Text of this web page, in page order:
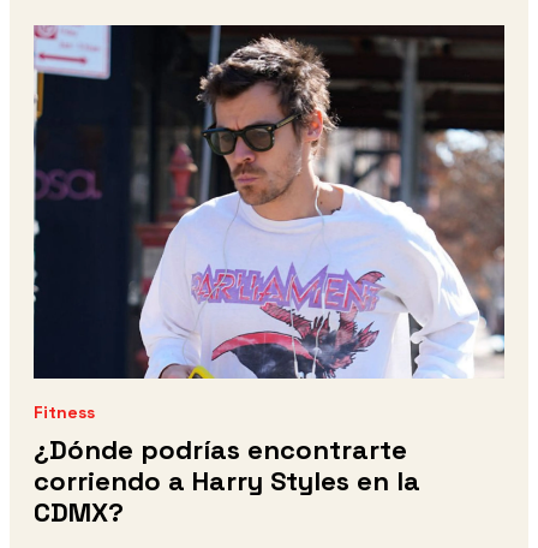
Fitness
¿Dónde podrías encontrarte
corriendo a Harry Styles en la
CDMX?